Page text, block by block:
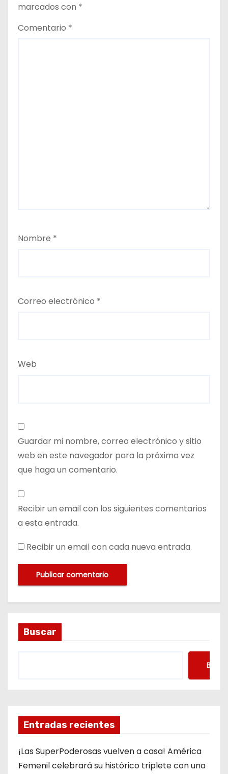
a
marcados con *
Comentario *
Nombre *
Correo electrónico *
Web
Guardar mi nombre, correo electrónico y sitio
web en este navegador para la próxima vez
que haga un comentario.
Recibir un email con los siguientes comentarios
a esta entrada.
Recibir un email con cada nueva entrada.
Buscar
Entradas recientes
¡Las SuperPoderosas vuelven a casa! América
Femenil celebrará su histórico triplete con una